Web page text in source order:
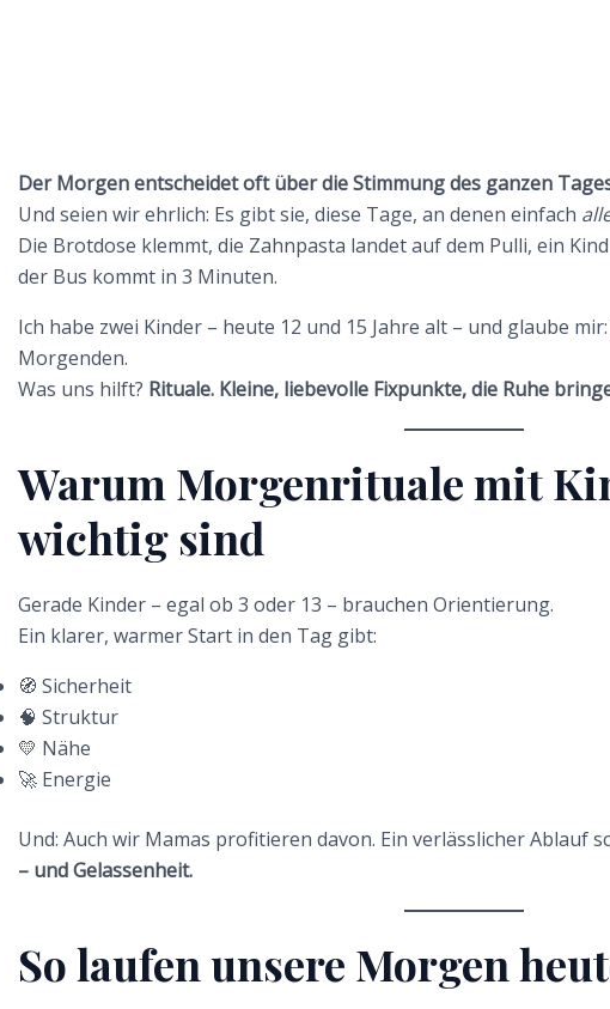
Der Morgen entscheidet oft über die Stimmung des ganzen
Und seien wir ehrlich: Es gibt sie, diese Tage, an denen einfach
Die Brotdose klemmt, die Zahnpasta landet auf dem Pulli, ein
der Bus kommt in 3 Minuten.
Ich habe zwei Kinder – heute 12 und 15 Jahre alt – und glaube
Morgenden.
Was uns hilft? Rituale. Kleine, liebevolle Fixpunkte, die Ruhe
Warum Morgenrituale mit
wichtig sind
Gerade Kinder – egal ob 3 oder 13 – brauchen Orientierung.
Ein klarer, warmer Start in den Tag gibt:
🧭 Sicherheit
🧠 Struktur
💛 Nähe
🚀 Energie
Und: Auch wir Mamas profitieren davon. Ein verlässlicher Ablauf
– und Gelassenheit.
So laufen unsere Morgen